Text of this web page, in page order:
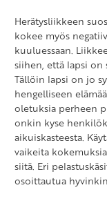
Herätysliikkeen
kokee myös
kuuluessaan.
siihen, että lapsi on
Tällöin lapsi on jo
hengelliseen
oletuksia perheen
onkin kyse
aikuiskasteesta.
vaikeita
siitä. Eri
osoittautua